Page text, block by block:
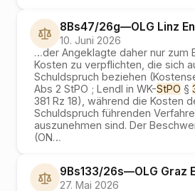
8Bs47/26g—OLG Linz
10. Juni 2026
…der Angeklagte daher nur zum
Kosten zu verpflichten, die sich
Schuldspruch beziehen
Abs 2 StPO ; Lendl in WK-StPO §
381 Rz 18), während die Kosten
Schuldspruch führenden
auszunehmen sind. Der
(ON…
9Bs133/26s—OLG Graz
27. Mai 2026